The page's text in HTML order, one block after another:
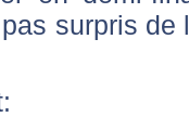
surpris